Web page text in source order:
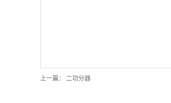
上一篇： 二功分器